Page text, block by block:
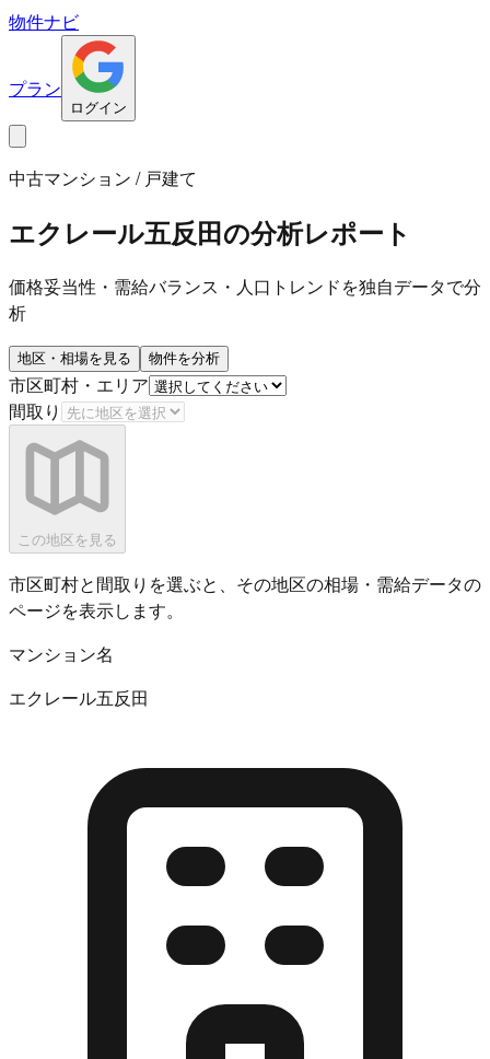
物件ナビ
プラン
ログイン
中古マンション / 戸建て
エクレール五反田の分析レポート
価格妥当性・需給バランス・人口トレンドを独自データで分
析
地区・相場を見る 物件を分析
市区町村・エリア
間取り
この地区を見る
市区町村と間取りを選ぶと、その地区の相場・需給データの
ページを表示します。
マンション名
エクレール五反田